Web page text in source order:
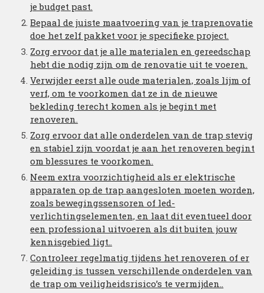
je budget past.
Bepaal de juiste maatvoering van je traprenovatie
doe het zelf pakket voor je specifieke project.
Zorg ervoor dat je alle materialen en gereedschap
hebt die nodig zijn om de renovatie uit te voeren.
Verwijder eerst alle oude materialen, zoals lijm of
verf, om te voorkomen dat ze in de nieuwe
bekleding terecht komen als je begint met
renoveren.
Zorg ervoor dat alle onderdelen van de trap stevig
en stabiel zijn voordat je aan het renoveren begint
om blessures te voorkomen.
Neem extra voorzichtigheid als er elektrische
apparaten op de trap aangesloten moeten worden,
zoals bewegingssensoren of led-
verlichtingselementen, en laat dit eventueel door
een professional uitvoeren als dit buiten jouw
kennisgebied ligt..
Controleer regelmatig tijdens het renoveren of er
geleiding is tussen verschillende onderdelen van
de trap om veiligheidsrisico’s te vermijden..